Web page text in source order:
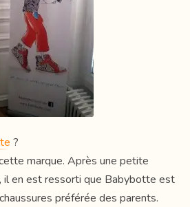
?
marque. Après une petite
il en est ressorti que Babybotte est
préférée des parents.